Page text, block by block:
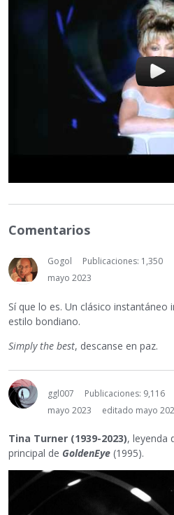
Comentarios
Gogol
Publicaciones: 1,350
mayo 2023
Sí que lo es. Un clásico
estilo bondiano.
Simply the best, descanse en paz.
ggl007
Publicaciones: 9,116
mayo 2023
editado mayo
Tina Turner (1939-2023), leyenda
principal de GoldenEye (1995).